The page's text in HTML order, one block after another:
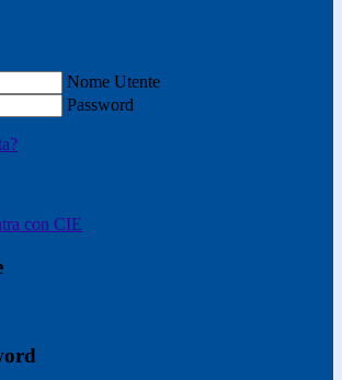
Nome Utente
Password
con CIE